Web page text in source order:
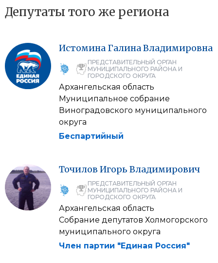
Депутаты того же региона
Истомина ГалинаВладимировна
ПРЕДСТАВИТЕЛЬНЫЙ ОРГАН
МУНИЦИПАЛЬНОГО РАЙОНА И
ГОРОДСКОГО ОКРУГА
Архангельская область
Муниципальное собрание
Виноградовского муниципального
округа
Беспартийный
Точилов Игорь Владимирович
ПРЕДСТАВИТЕЛЬНЫЙ ОРГАН
МУНИЦИПАЛЬНОГО РАЙОНА И
ГОРОДСКОГО ОКРУГА
Архангельская область
Собрание депутатов Холмогорского
муниципального округа
Член партии "Единая Россия"